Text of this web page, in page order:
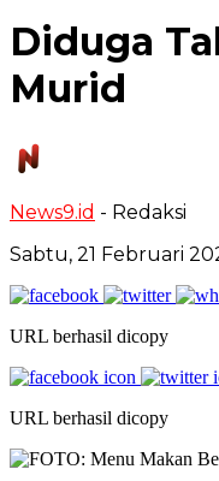
Diduga
Murid
News9.id - Redaksi
Sabtu, 21 Februari
URL berhasil dicopy
URL berhasil dicopy